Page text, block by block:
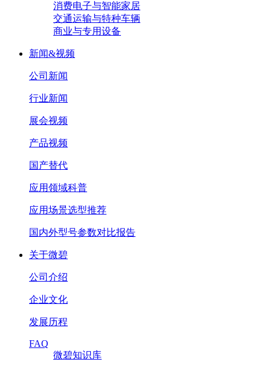
消费电子与智能家居
交通运输与特种车辆
商业与专用设备
新闻&视频
公司新闻
行业新闻
展会视频
产品视频
国产替代
应用领域科普
应用场景选型推荐
国内外型号参数对比报告
关于微碧
公司介绍
企业文化
发展历程
FAQ
微碧知识库